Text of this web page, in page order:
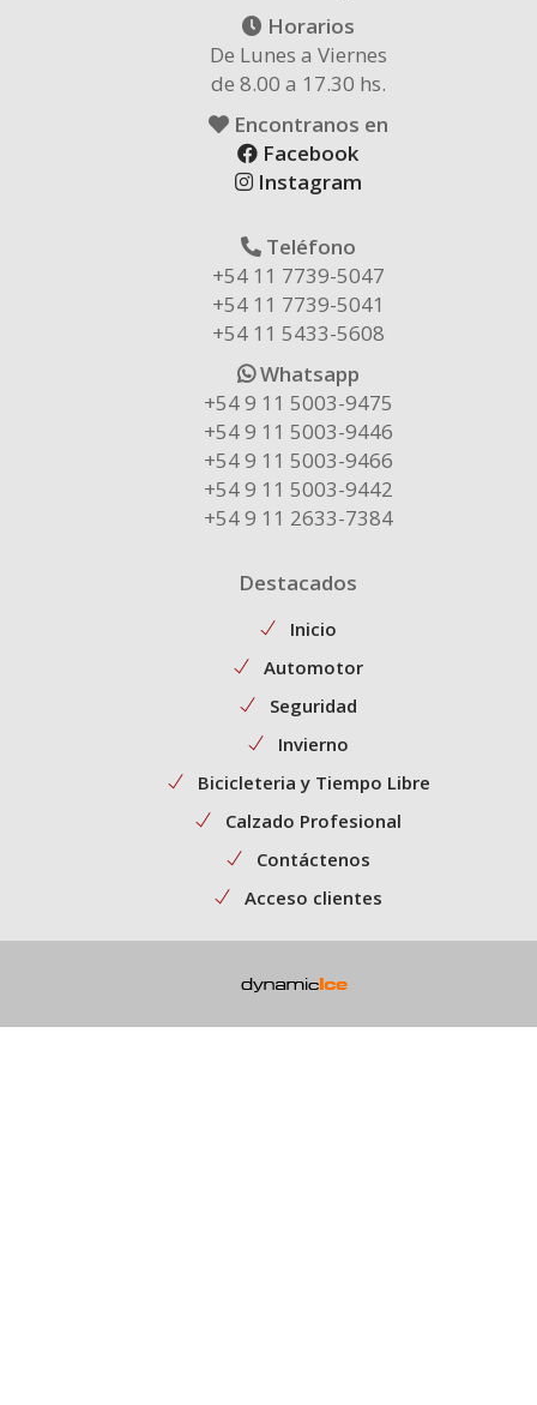
Horarios
De Lunes a Viernes
de 8.00 a 17.30 hs.
Encontranos en
Facebook
Instagram
Teléfono
+54 11 7739-5047
+54 11 7739-5041
+54 11 5433-5608
Whatsapp
+54 9 11 5003-9475
+54 9 11 5003-9446
+54 9 11 5003-9466
+54 9 11 5003-9442
+54 9 11 2633-7384
Destacados
Inicio
Automotor
Seguridad
Invierno
Bicicleteria y Tiempo Libre
Calzado Profesional
Contáctenos
Acceso clientes